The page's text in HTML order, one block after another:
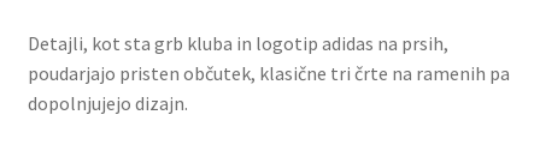
Detajli, kot sta grb kluba in logotip adidas na prsih,
poudarjajo pristen občutek, klasične tri črte na ramenih pa
dopolnjujejo dizajn.